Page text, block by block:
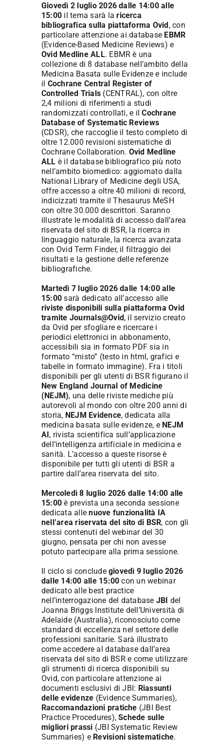
Giovedì 2 luglio 2026 dalle 14:00 alle
15:00 il tema sarà laricerca
bibliografica sulla piattaforma Ovid, con
particolare attenzione ai database EBMR
(Evidence-Based Medicine Reviews) e
Ovid Medline ALL. EBMR è una
collezione di 8 database nell’ambito della
Medicina Basata sulle Evidenze e include
il Cochrane Central Register of
Controlled Trials (CENTRAL), con oltre
2,4 milioni di riferimenti a studi
randomizzati controllati, e ilCochrane
Database of Systematic Reviews
(CDSR), che raccoglie il testo completo di
oltre 12.000 revisioni sistematiche di
Cochrane Collaboration. Ovid Medline
ALL è il database bibliografico più noto
nell’ambito biomedico: aggiornato dalla
National Library of Medicine degli USA,
offre accesso a oltre 40 milioni di record,
indicizzati tramite il Thesaurus MeSH
con oltre 30.000 descrittori. Saranno
illustrate le modalità di accesso dall’area
riservata del sito di BSR, la ricerca in
linguaggio naturale, la ricerca avanzata
con Ovid Term Finder, il filtraggio dei
risultati e la gestione delle referenze
bibliografiche.
Martedì 7 luglio 2026 dalle 14:00 alle
15:00 sarà dedicato all’accesso alle
riviste disponibili sulla piattaforma Ovid
tramite Journals@Ovid, il servizio creato
da Ovid per sfogliare e ricercare i
periodici elettronici in abbonamento,
accessibili sia in formato PDF sia in
formato “misto” (testo in html, grafici e
tabelle in formato immagine). Fra i titoli
disponibili per gli utenti di BSR figurano il
New England Journal of Medicine
(NEJM), una delle riviste mediche più
autorevoli al mondo con oltre 200 anni di
storia, NEJM Evidence, dedicata alla
medicina basata sulle evidenze, e NEJM
AI, rivista scientifica sull’applicazione
dell’intelligenza artificiale in medicina e
sanità. L’accesso a queste risorse è
disponibile per tutti gli utenti di BSR a
partire dall’area riservata del sito.
Mercoledì 8 luglio 2026 dalle 14:00 alle
15:00 è prevista una seconda sessione
dedicata allenuove funzionalità IA
nell’area riservata del sito di BSR, con gli
stessi contenuti del webinar del 30
giugno, pensata per chi non avesse
potuto partecipare alla prima sessione.
Il ciclo si concludegiovedì 9 luglio 2026
dalle 14:00 alle 15:00 con un webinar
dedicato alle best practice
nell’interrogazione del database JBI del
Joanna Briggs Institute dell’Università di
Adelaide (Australia), riconosciuto come
standard di eccellenza nel settore delle
professioni sanitarie. Sarà illustrato
come accedere al database dall’area
riservata del sito di BSR e come utilizzare
gli strumenti di ricerca disponibili su
Ovid, con particolare attenzione ai
documenti esclusivi di JBI: Riassunti
delle evidenze (Evidence Summaries),
Raccomandazioni pratiche (JBI Best
Practice Procedures),Schede sulle
migliori prassi (JBI Systematic Review
Summaries) e Revisioni sistematiche.